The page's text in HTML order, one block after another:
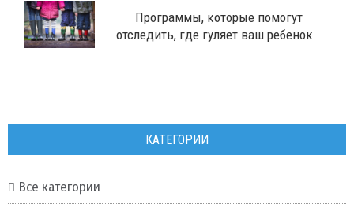
Программы, которые помогут
отследить, где гуляет ваш ребенок
КАТЕГОРИИ
Все категории